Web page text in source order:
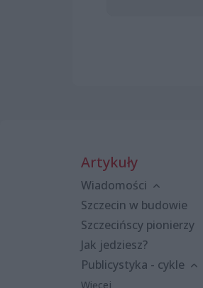
Artykuły
Wiadomości
Szczecin w budowie
Szczecińscy pionierzy
Jak jedziesz?
Publicystyka - cykle
Więcej